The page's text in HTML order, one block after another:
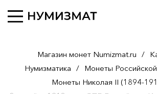
Магазин монет Numizmat.ru /
Нумизматика / Монеты
Монеты Николая II (1894-